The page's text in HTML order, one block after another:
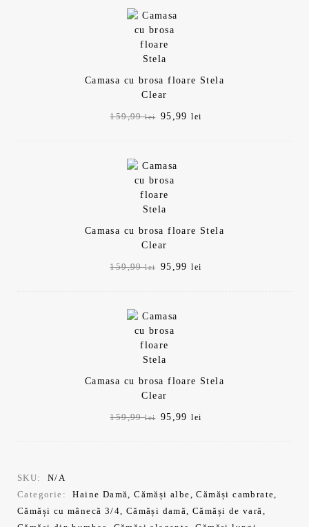
Camasa cu brosa floare Stela
Clear
159,99lei
Prețul
95,99lei
Camasa cu brosa floare Stela
Clear
159,99lei
Prețul
95,99lei
Camasa cu brosa floare Stela
Clear
159,99lei
Prețul
95,99lei
SKU:
N/A
Categorie:
Haine Damă,Cămăși albe,Cămăși cambrate,
Cămăși cu mânecă 3/4, Cămăși damă,Cămăși de vară,